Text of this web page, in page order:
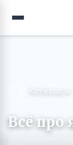
Категория
Всё про